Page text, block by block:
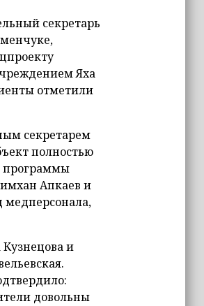
секретарь
Яха
отметили
секретарем
полностью
программы
Апкаев и
и
довольны